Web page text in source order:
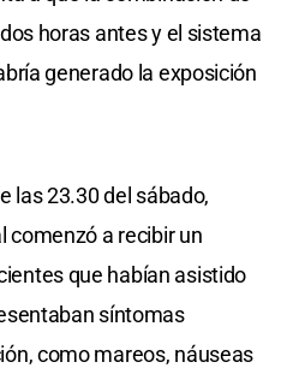
horas antes y el sistema
generado la exposición
las 23.30 del sábado,
comenzó a recibir un
que habían asistido
síntomas
como mareos, náuseas